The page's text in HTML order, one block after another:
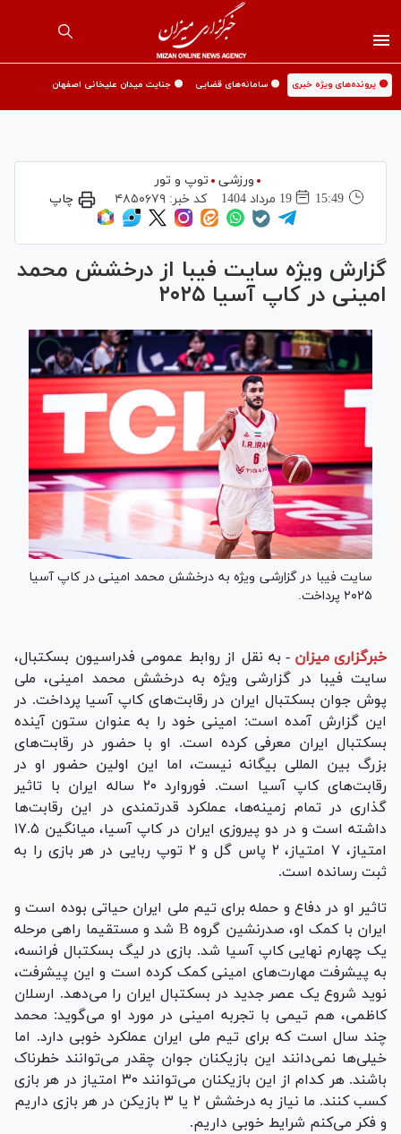
🟡 پرونده‌های ویژه خبری 🟡 سامانه‌های قضایی 🟡 جنایت میدان علیخانی اصفهان
ورزشی
توپ و تور
15:49
19 مرداد 1404 کد خبر:۴۸۵۰۶۷۹ چاپ
گزارش ویژه سایت فیبا از درخشش محمد
امینی در کاپ آسیا ۲۰۲۵
سایت فیبا در گزارشی ویژه به درخشش محمد امینی در کاپ آسیا
۲۰۲۵ پرداخت.
خبرگزاری میزان - به نقل از روابط عمومی فدراسیون بسکتبال،
سایت فیبا در گزارشی ویژه به درخشش محمد امینی، ملی
پوش جوان بسکتبال ایران در رقابت‌های کاپ آسیا پرداخت. در
این گزارش آمده است: امینی خود را به عنوان ستون آینده
بسکتبال ایران معرفی کرده است. او با حضور در رقابت‌های
بزرگ بین المللی بیگانه نیست، اما این اولین حضور او در
رقابت‌های کاپ آسیا است. فوروارد ۲۰ ساله ایران با تاثیر
گذاری در تمام زمینه‌ها، عملکرد قدرتمندی در این رقابت‌ها
داشته است و در دو پیروزی ایران در کاپ آسیا، میانگین ۱۷.۵
امتیاز، ۷ امتیاز، ۲ پاس گل و ۲ توپ ربایی در هر بازی را به
ثبت رسانده است.
تاثیر او در دفاع و حمله برای تیم ملی ایران حیاتی بوده است و
ایران با کمک او، صدرنشین گروه B شد و مستقیما راهی مرحله
یک چهارم نهایی کاپ آسیا شد. بازی در لیگ بسکتبال فرانسه،
به پیشرفت مهارت‌های امینی کمک کرده است و این پیشرفت،
نوید شروع یک عصر جدید در بسکتبال ایران را می‌دهد. ارسلان
کاظمی، هم تیمی با تجربه امینی در مورد او می‌گوید: محمد
چند سال است که برای تیم ملی ایران عملکرد خوبی دارد. اما
خیلی‌ها نمی‌دانند این بازیکنان جوان چقدر می‌توانند خطرناک
باشند. هر کدام از این بازیکنان می‌توانند ۳۰ امتیاز در هر بازی
کسب کنند. ما نیاز به درخشش ۲ یا ۳ بازیکن در هر بازی داریم
و فکر می‌کنم شرایط خوبی داریم.